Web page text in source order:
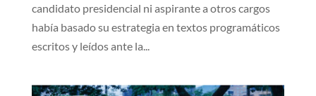
candidato presidencial ni aspirante a otros cargos
había basado su estrategia en textos programáticos
escritos y leídos ante la...